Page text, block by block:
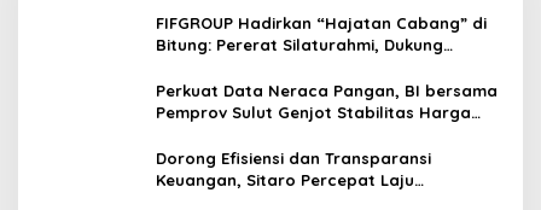
FIFGROUP Hadirkan “Hajatan Cabang” di
Bitung: Pererat Silaturahmi, Dukung
Promo Khusus
Perkuat Data Neraca Pangan, BI bersama
Pemprov Sulut Genjot Stabilitas Harga
Dorong Efisiensi dan Transparansi
Keuangan, Sitaro Percepat Laju